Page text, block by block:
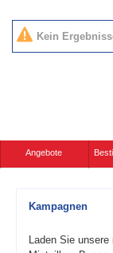
Kein
Angebote
Kampagnen
Laden Sie